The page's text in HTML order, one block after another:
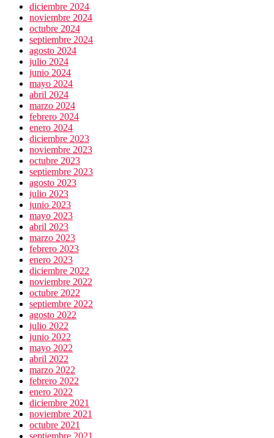
diciembre 2024
noviembre 2024
octubre 2024
septiembre 2024
agosto 2024
julio 2024
junio 2024
mayo 2024
abril 2024
marzo 2024
febrero 2024
enero 2024
diciembre 2023
noviembre 2023
octubre 2023
septiembre 2023
agosto 2023
julio 2023
junio 2023
mayo 2023
abril 2023
marzo 2023
febrero 2023
enero 2023
diciembre 2022
noviembre 2022
octubre 2022
septiembre 2022
agosto 2022
julio 2022
junio 2022
mayo 2022
abril 2022
marzo 2022
febrero 2022
enero 2022
diciembre 2021
noviembre 2021
octubre 2021